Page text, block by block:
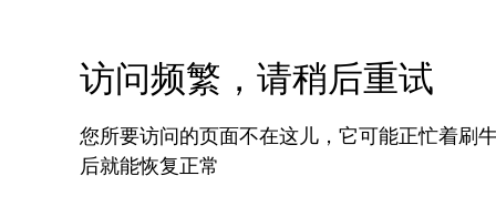
访问频繁，请稍后重试
您所要访问的页面不在这儿，它可能正忙着刷
后就能恢复正常